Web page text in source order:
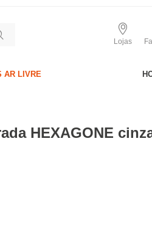
Lojas
AR LIVRE
HEXAGONE